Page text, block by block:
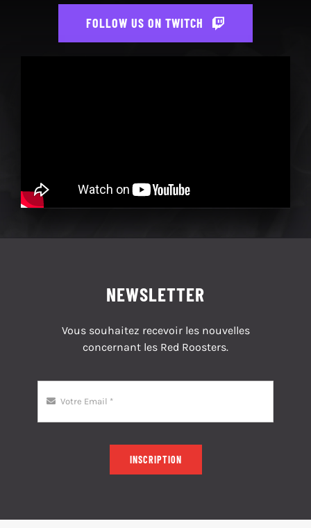
FOLLOW US ON TWITCH
NEWSLETTER
Vous souhaitez recevoir les nouvelles
concernant les Red Roosters.
INSCRIPTION